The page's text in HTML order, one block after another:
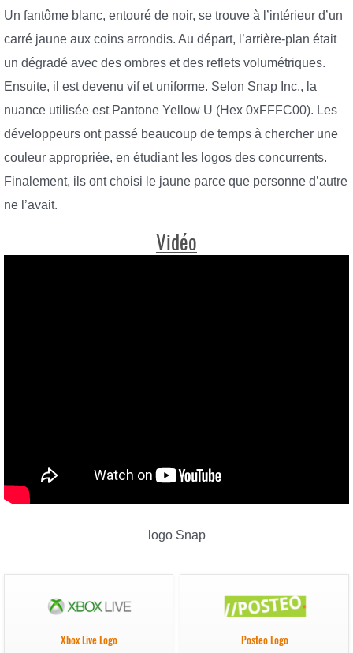
Un fantôme blanc, entouré de noir, se trouve à l’intérieur d’un
carré jaune aux coins arrondis. Au départ, l’arrière-plan était
un dégradé avec des ombres et des reflets volumétriques.
Ensuite, il est devenu vif et uniforme. Selon Snap Inc., la
nuance utilisée est Pantone Yellow U (Hex 0xFFFC00). Les
développeurs ont passé beaucoup de temps à chercher une
couleur appropriée, en étudiant les logos des concurrents.
Finalement, ils ont choisi le jaune parce que personne d’autre
ne l’avait.
Vidéo
logo Snap
Xbox Live Logo Posteo Logo